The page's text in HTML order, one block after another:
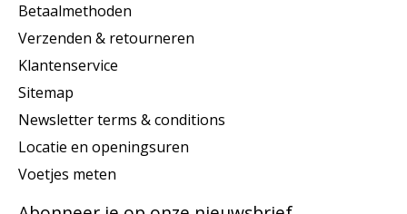
Betaalmethoden
Verzenden & retourneren
Klantenservice
Sitemap
Newsletter terms & conditions
Locatie en openingsuren
Voetjes meten